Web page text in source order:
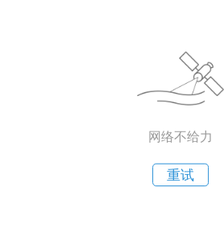
网络不给力
重试